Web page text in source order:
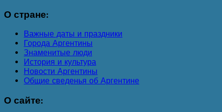
О стране:
Важные даты и праздники
Города Аргентины
Знаменитые люди
История и культура
Новости Аргентины
Общие сведенья об Аргентине
О сайте: